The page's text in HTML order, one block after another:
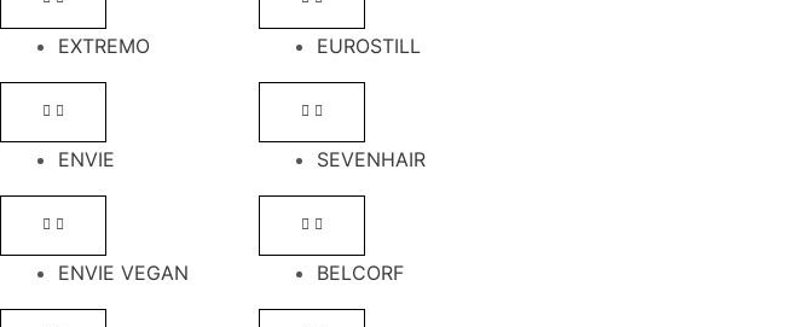
EXTREMO
ENVIE
ENVIE VEGAN
EUROSTILL
SEVENHAIR
BELCORF